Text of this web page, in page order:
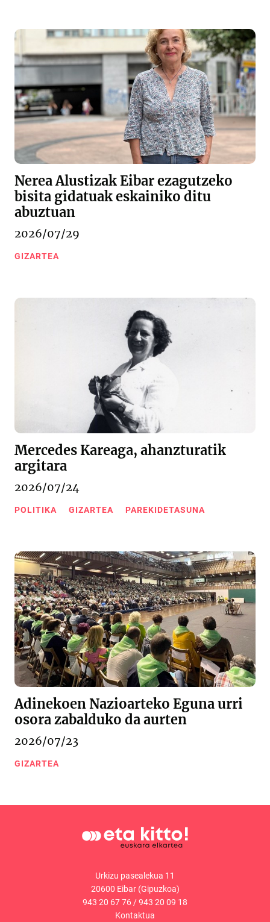
Nerea Alustizak Eibar ezagutzeko
bisita gidatuak eskainiko ditu
abuztuan
2026/07/29
GIZARTEA
Mercedes Kareaga, ahanzturatik
argitara
2026/07/24
POLITIKA GIZARTEA PAREKIDETASUNA
Adinekoen Nazioarteko Eguna urri
osora zabalduko da aurten
2026/07/23
GIZARTEA
Urkizu pasealekua 11
20600 Eibar (Gipuzkoa)
943 20 67 76/943 20 09 18
Kontaktua